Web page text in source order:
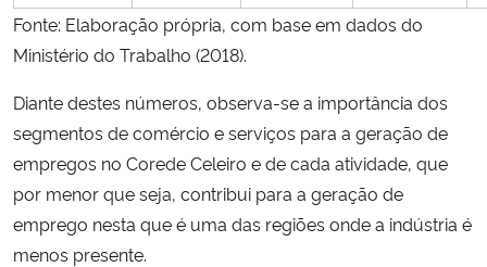
Fonte: Elaboração própria, com base em dados do
Ministério do Trabalho (2018).
Diante destes números, observa-se a importância dos
segmentos de comércio e serviços para a geração de
empregos no Corede Celeiro e de cada atividade, que
por menor que seja, contribui para a geração de
emprego nesta que é uma das regiões onde a indústria é
menos presente.